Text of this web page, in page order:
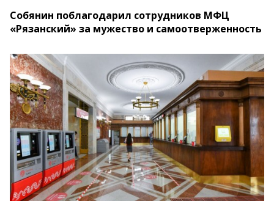
Собянин поблагодарил сотрудников МФЦ
«Рязанский» за мужество и самоотверженность